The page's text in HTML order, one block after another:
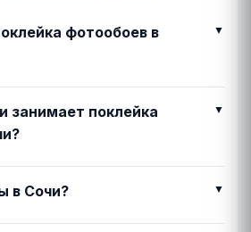
фотообоев в
занимает поклейка
в Сочи?